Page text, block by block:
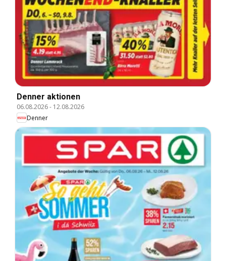
Denner aktionen
06.08.2026- 12.08.2026
Denner